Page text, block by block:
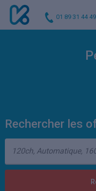
01 89 31 44 49
Rechercher les